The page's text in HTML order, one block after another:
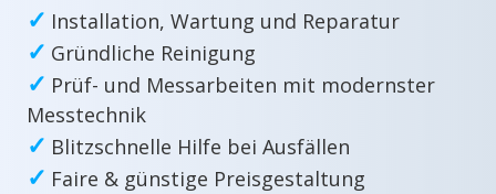
✓ Installation, Wartung und Reparatur
✓ Gründliche Reinigung
✓ Prüf- und Messarbeiten mit modernster
Messtechnik
✓ Blitzschnelle Hilfe bei Ausfällen
✓ Faire & günstige Preisgestaltung